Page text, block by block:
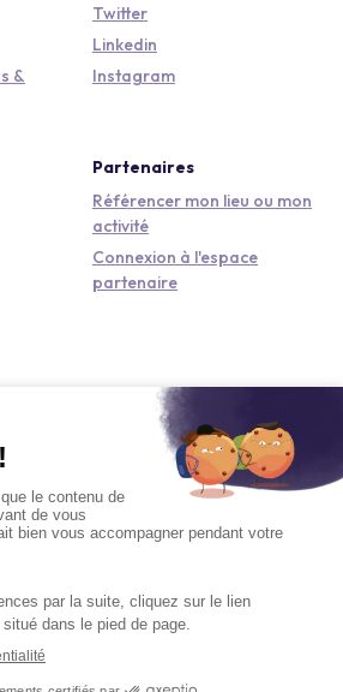
&
Twitter
Linkedin
Instagram
Partenaires
Référencer mon lieu ou mon
activité
Connexion à l'espace
partenaire
Kactus Tous droits réservés
d'utilisation
Mentions légales